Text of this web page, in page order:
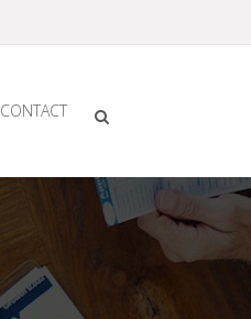
CONTACT